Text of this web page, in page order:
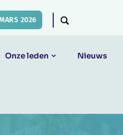
2026
Onze leden Nieuws